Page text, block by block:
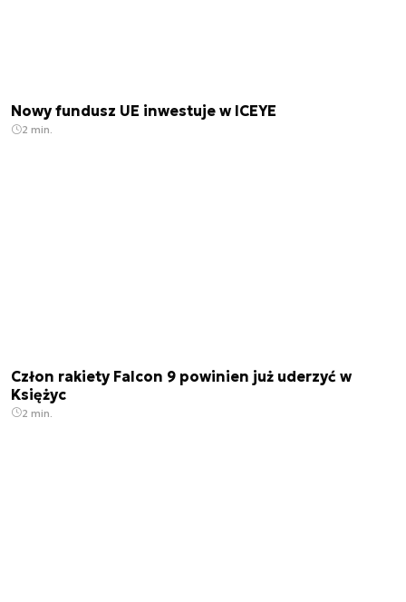
Nowy fundusz UE inwestuje w ICEYE
2 min.
Człon rakiety Falcon 9 powinien już uderzyć w
Księżyc
2 min.